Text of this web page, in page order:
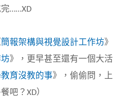
……XD
簡報架構與視覺設計工作坊》
》，更早甚至還有一個大活
育沒教的事》，偷偷問，上
吧？XD）